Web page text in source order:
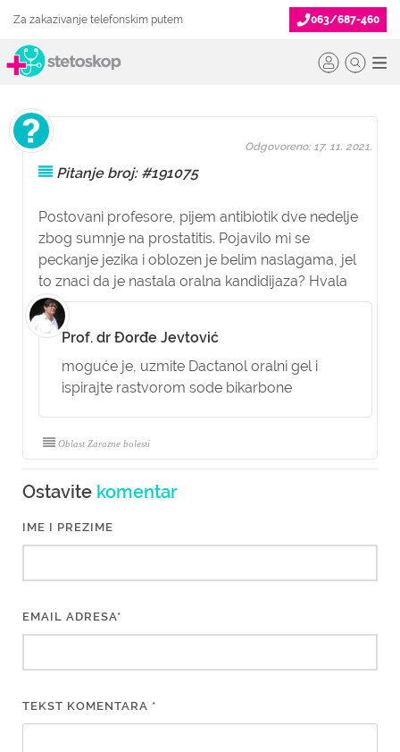
Za zakazivanje telefonskim putem 063/687-460
Pitanje broj: #191075
Postovani profesore, pijem antibiotik dve nedelje
zbog sumnje na prostatitis. Pojavilo mi se
peckanje jezika i oblozen je belim naslagama, jel
to znaci da je nastala oralna kandidijaza? Hvala
Odgovoreno: 17. 11. 2021.
Prof. dr Đorđe Jevtović
moguće je, uzmite Dactanol oralni gel i
ispirajte rastvorom sode bikarbone
Oblast Zarazne bolesti
Ostavite komentar
IME I PREZIME
EMAIL ADRESA*
TEKST KOMENTARA *